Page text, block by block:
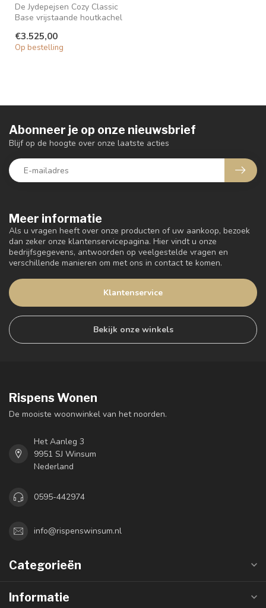
De Jydepejsen Cozy Classic
Base vrijstaande houtkachel
€3.525,00
Op bestelling
Meer informatie
Als u vragen heeft over onze producten of uw aankoop, bezoek
dan zeker onze klantenservicepagina. Hier vindt u onze
bedrijfsgegevens, antwoorden op veelgestelde vragen en
verschillende manieren om met ons in contact te komen.
Klantenservice
Bekijk onze winkels
Abonneer je op onze nieuwsbrief
Blijf op de hoogte over onze laatste acties
Rispens Wonen
De mooiste woonwinkel van het noorden.
Het Aanleg 3
9951 SJ Winsum
Nederland
0595-442974
info@rispenswinsum.nl
Categorieën
Informatie